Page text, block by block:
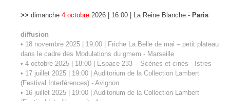
>> dimanche4 octobre 2026 | 16:00 | La Reine Blanche - Paris
diffusion
• 18 novembre 2025 | 19:00 | Friche La Belle de mai – petit plateau
dans le cadre des Modulations du gmem - Marseille
• 4 octobre 2025 | 18:00 | Espace 233 – Scènes et cinés - Istres
• 17 juillet 2025 | 19:00 | Auditorium de la Collection Lambert
(Festival Interférences) - Avignon
• 16 juillet 2025 | 19:00 | Auditorium de la Collection Lambert